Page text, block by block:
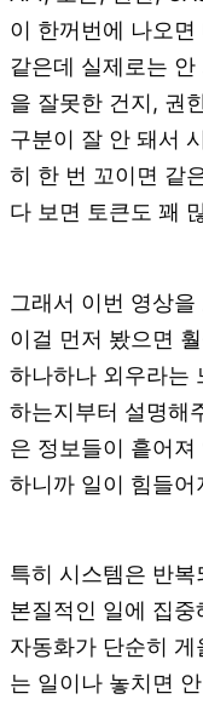
이 한꺼번에 나오
같은데 실제로는
을 잘못한 건지, 권
구분이 잘 안 돼서
히 한 번 꼬이면 같
다 보면 토큰도 꽤
그래서 이번 영상
이걸 먼저 봤으면
하나하나 외우라는
하는지부터 설명해
은 정보들이 흩어
하니까 일이 힘들
특히 시스템은 반
본질적인 일에 집
자동화가 단순히
는 일이나 놓치면